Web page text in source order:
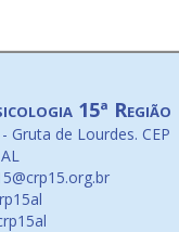
15ª Região
Gruta de Lourdes. CEP